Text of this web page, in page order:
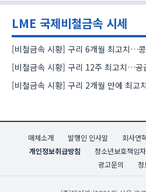
LME 국제비철금속 시세
[비철금속 시황] 구리 6개월 최고치…
[비철금속 시황] 구리 12주 최고치…공
매체소개 발행인 인사말 회사연혁
개인정보취급방침
청소년보호책임
광고문의
정